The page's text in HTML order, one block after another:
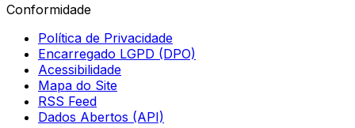
Conformidade
Política de Privacidade
Encarregado LGPD (DPO)
Acessibilidade
Mapa do Site
RSS Feed
Dados Abertos (API)